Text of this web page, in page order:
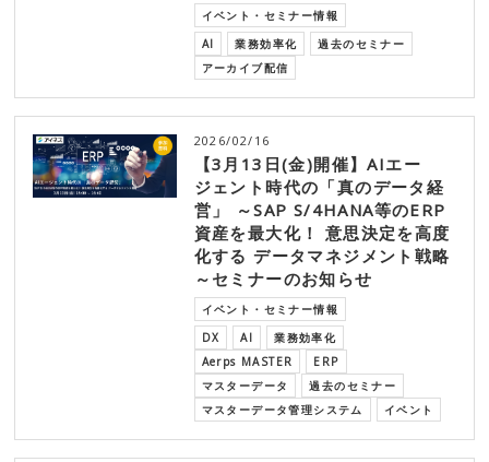
イベント・セミナー情報
AI
業務効率化
過去のセミナー
アーカイブ配信
2026/02/16
【3月13日(金)開催】AIエー
ジェント時代の「真のデータ経
営」 ～SAP S/4HANA等のERP
資産を最大化！ 意思決定を高度
化する データマネジメント戦略
～セミナーのお知らせ
イベント・セミナー情報
DX
AI
業務効率化
Aerps MASTER
ERP
マスターデータ
過去のセミナー
マスターデータ管理システム
イベント